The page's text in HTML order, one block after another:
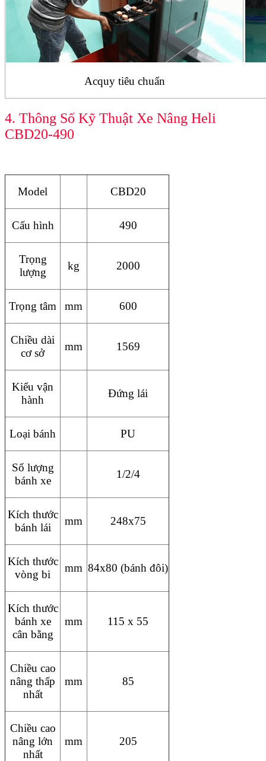
Acquy tiêu chuẩn
4. Thông Số Kỹ Thuật Xe Nâng Heli
CBD20-490
Model CBD20
Cấu hình 490
Trọng
lượng
kg 2000
Trọng tâm mm 600
Chiều dài
cơ sở
mm 1569
Kiểu vận
hành
Đứng lái
Loại bánh PU
Số lượng
bánh xe
1/2/4
Kích thước
bánh lái
mm 248x75
Kích thước
vòng bi
mm 84x80 (bánh đôi)
Kích thước
bánh xe
cân bằng
mm 115 x 55
Chiều cao
nâng thấp
nhất
mm 85
Chiều cao
nâng lớn
nhất
mm 205